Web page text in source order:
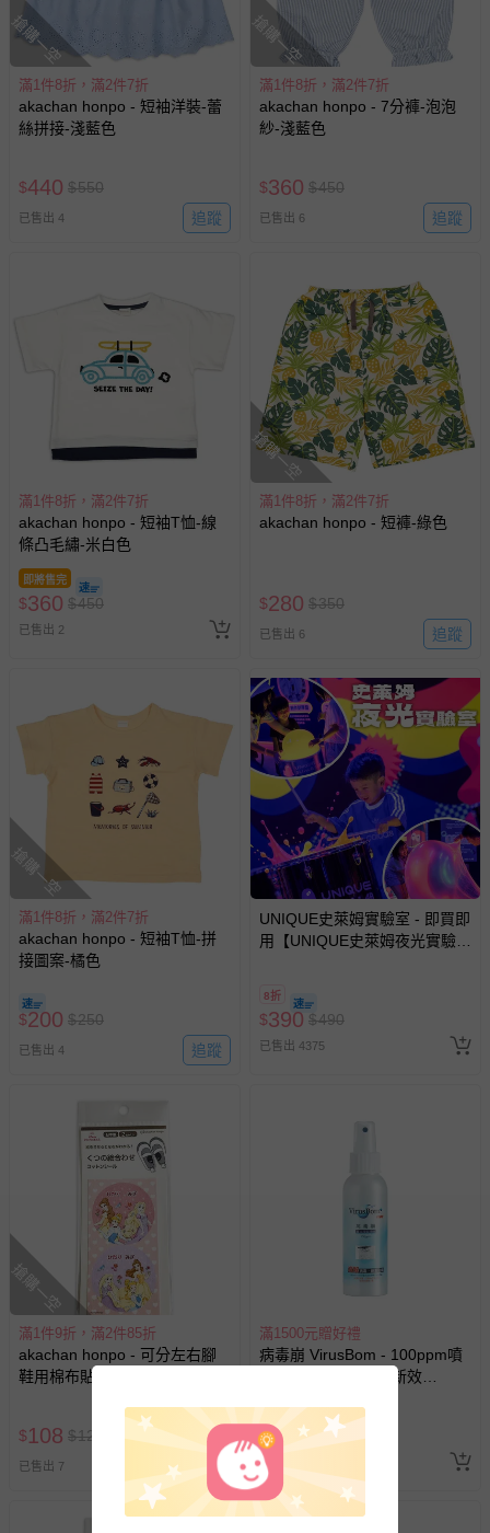
針對滿件折/滿額贈…等活動，如因部份退貨，而該訂單保
留商品未達活動門檻，將以原價計算，活動贈品亦需一併退
回。
部分商品依據消費者保護法的規定，不適用七天鑑賞期/猶
商品、食品等）。
客製化商品（例如客製生日書、姓名貼等）。
經消費者拆封之影音商品或電腦軟體（例如 DVD、CD
等）。
非以有形媒介提供之數位內容或一經提供即為完成之線
上服務，經消費者事先同意始提供（例如線上課程、遊
已拆封之以下類型商品：
-個人衛生用品（例如尿布、貼身衣物、泳裝、襪子、地
墊、寢具類等）。
-新生兒親膚衣物（嬰幼兒包巾與背巾、包屁衣、學習
褲、紗布衣等）。
帶束縛衣、餐搖椅等）。
-其他原廠盒裝商品封口處已貼上「不可拆封」，或具警
國際航空、客運、訂房等服務。
相關的退換貨辦理流程，可詳見：退換貨 & 退款問題
其他常見問題：
運送服務：目前提供的運送僅限台灣本島。如您位於離島地
區，可能會無法配送，或須依據商品需加收離島運費。廠商
亦保留出貨與否的權利。離島、偏遠地區、樓層親送等加價
費用，可能會另需加收。
商品實際的配達日期，可於訂單個人資料內的查詢訂單內，
已出貨通知之訊息為主。
如您收到商品，請依正常流程檢查是否完好，若商品遇瑕疵
情形，您可申請更換新品或退貨，請見：退貨的辦理流程
若您對於會員帳號、商品訂購與資訊、購物流程、付款方
預購商品：預購為海外同步代購，遇缺貨即會通知媽咪並協
助取消退款事宜。
商品如因「價格、組合」等錯誤原因，導致無法安排出貨，
會主動以簡訊及mail通知訂單取消事宜，並將提供適當補
搶購一空
滿1件8折，滿2件7折
akachan honpo - 短袖洋裝-蕾
絲拼接-淺藍色
$440 $550
已售出 4 追蹤
搶購一空
滿1件8折，滿2件7折
akachan honpo - 7分褲-泡泡
紗-淺藍色
$360 $450
已售出 6 追蹤
滿1件8折，滿2件7折
akachan honpo - 短袖T恤-線
條凸毛繡-米白色
即將售完
$360 $450
已售出 2
搶購一空
滿1件8折，滿2件7折
akachan honpo - 短褲-綠色
$280 $350
已售出 6 追蹤
搶購一空
滿1件8折，滿2件7折
akachan honpo - 短袖T恤-拼
接圖案-橘色
$200 $250
已售出 4 追蹤
UNIQUE史萊姆實驗室 - 即買即
用【UNIQUE史萊姆夜光實驗室
訂單編號兌換，逾期作廢) (大
人小孩均一價(3歲以上需購票))
8折
$390 $490
已售出 4375
搶購一空
滿1件9折，滿2件85折
akachan honpo - 可分左右腳
鞋用棉布貼紙-公主-日本製
$108 $120
已售出 7 追蹤
滿1500元贈好禮
病毒崩 VirusBom - 100ppm噴
劑隨身瓶-公司貨/最新效
$370
已售出 98985